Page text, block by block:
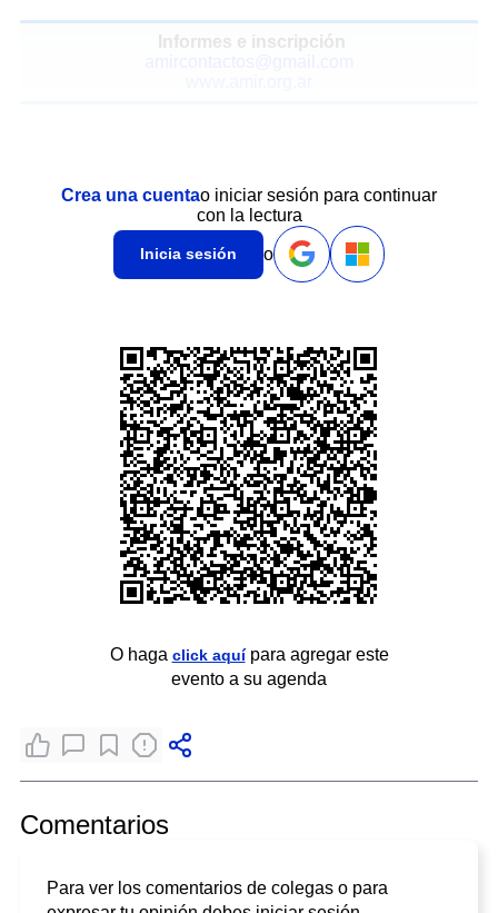
Informes e inscripción
Crea una cuentao iniciar sesión para continuar
con la lectura
Inicia sesión o
O haga click aquípara agregar este
evento a su agenda
Comentarios
Para ver los comentarios de colegas o para